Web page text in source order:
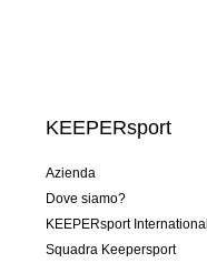
KEEPERsport
Azienda
Dove siamo?
KEEPERsport International
Squadra Keepersport